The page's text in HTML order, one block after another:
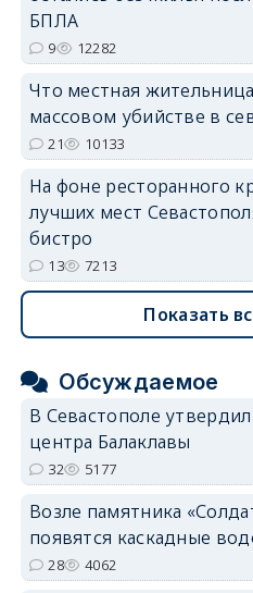
БПЛА
9 12282
Что местная жительница
массовом убийстве в
21 10133
На фоне ресторанного
лучших мест
бистро
13 7213
Показать
Обсуждаемое
В Севастополе
центра Балаклавы
32 5177
Возле памятника
появятся каскадные
28 4062